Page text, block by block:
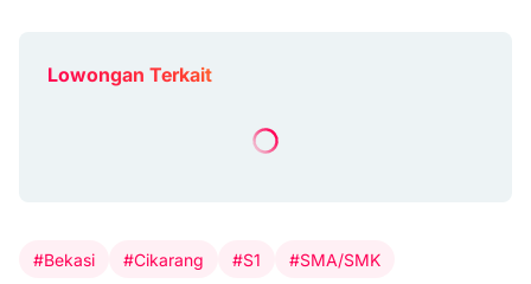
Lowongan Terkait
#Bekasi #Cikarang #S1 #SMA/SMK